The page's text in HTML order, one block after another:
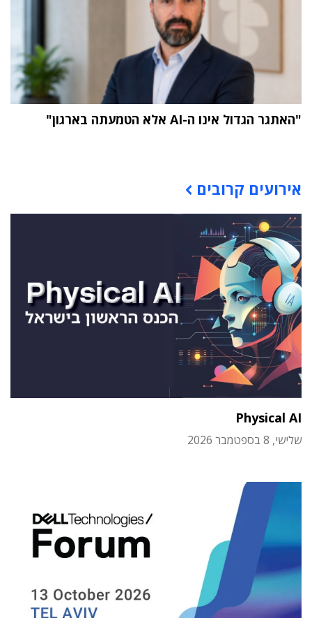
"האתגר הגדול אינו ה-AI אלא הטמעתה בארגון"
אירועים קרובים
Physical AI
שלישי, 8 בספטמבר 2026